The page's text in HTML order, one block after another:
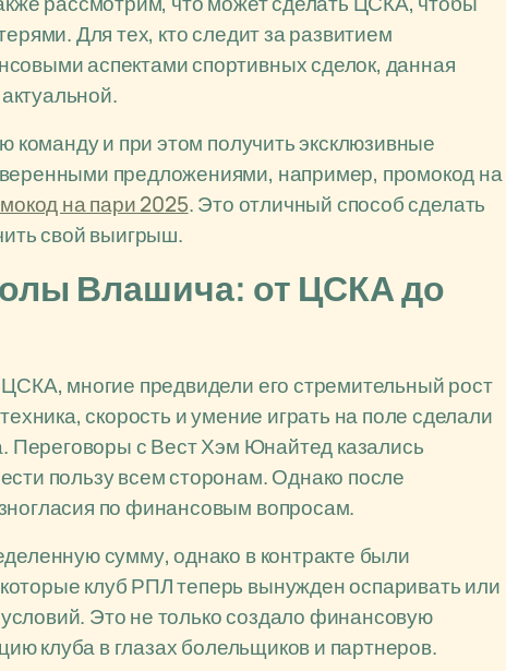
Для тех, кто следит за развитием
аспектами спортивных сделок, данная
команду и при этом получить эксклюзивные
предложениями, например, промокод на
на пари 2025. Это отличный способ сделать
свой выигрыш.
Влашича: от ЦСКА до
многие предвидели его стремительный рост
скорость и умение играть на поле сделали
Переговоры с Вест Хэм Юнайтед казались
пользу всем сторонам. Однако после
по финансовым вопросам.
сумму, однако в контракте были
клуб РПЛ теперь вынужден оспаривать или
Это не только создало финансовую
клуба в глазах болельщиков и партнеров.